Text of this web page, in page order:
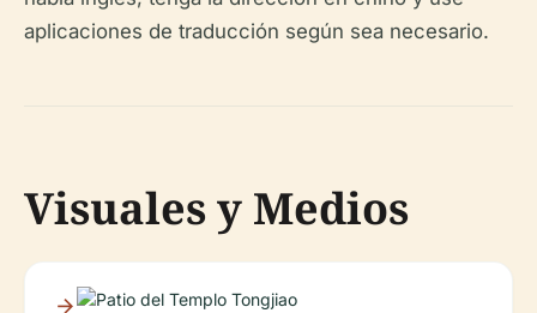
aplicaciones de traducción según sea necesario.
Visuales y Medios